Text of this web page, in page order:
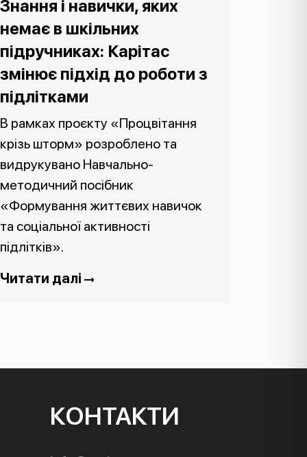
Знання і навички, яких
немає в шкільних
підручниках: Карітас
змінює підхід до роботи з
підлітками
В рамках проєкту «Процвітання
крізь шторм» розроблено та
видрукувано Навчально-
методичний посібник
«Формування життєвих навичок
та соціальної активності
підлітків».
Читати далі
КОНТАКТИ